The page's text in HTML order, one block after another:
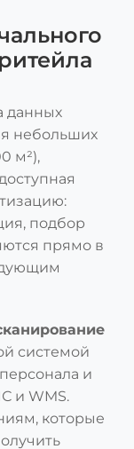
данных
небольших
м²),
подбор
прямо в
системой
и
и WMS.
которые